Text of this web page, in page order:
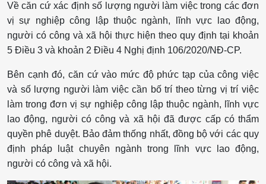
Về căn cứ xác định số lượng người làm việc trong các đơn
vị sự nghiệp công lập thuộc ngành, lĩnh vực lao động,
người có công và xã hội thực hiện theo quy định tại khoản
5 Điều 3 và khoản 2 Điều 4 Nghị định 106/2020/NĐ-CP.
Bên cạnh đó, căn cứ vào mức độ phức tạp của công việc
và số lượng người làm việc cần bố trí theo từng vị trí việc
làm trong đơn vị sự nghiệp công lập thuộc ngành, lĩnh vực
lao động, người có công và xã hội đã được cấp có thẩm
quyền phê duyệt. Bảo đảm thống nhất, đồng bộ với các quy
định pháp luật chuyên ngành trong lĩnh vực lao động,
người có công và xã hội.